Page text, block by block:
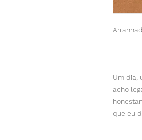
Um dia,
acho
que eu